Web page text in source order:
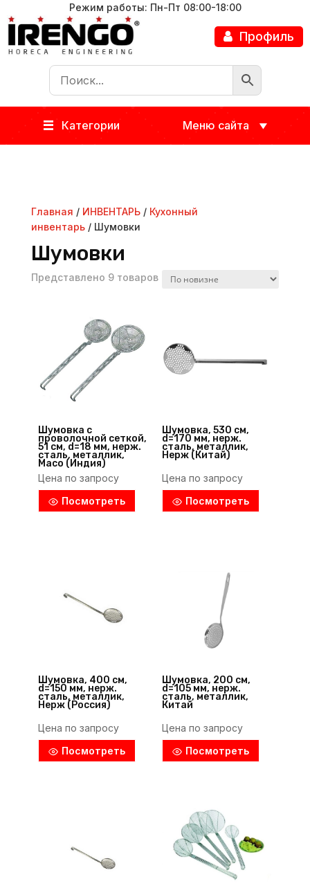
Режим работы: Пн-Пт 08:00-18:00
Профиль
Категории Меню сайта
Главная / ИНВЕНТАРЬ/ Кухонный
инвентарь/ Шумовки
Шумовки
Представлено 9 товаров
Шумовка с
проволочной сеткой,
51 см, d=18 мм, нерж.
сталь, металлик,
Maco (Индия)
Цена по запросу
Посмотреть
Шумовка, 530 см,
d=170 мм, нерж.
сталь, металлик,
Нерж (Китай)
Цена по запросу
Посмотреть
Шумовка, 400 см,
d=150 мм, нерж.
сталь, металлик,
Нерж (Россия)
Цена по запросу
Посмотреть
Шумовка, 200 см,
d=105 мм, нерж.
сталь, металлик,
Китай
Цена по запросу
Посмотреть